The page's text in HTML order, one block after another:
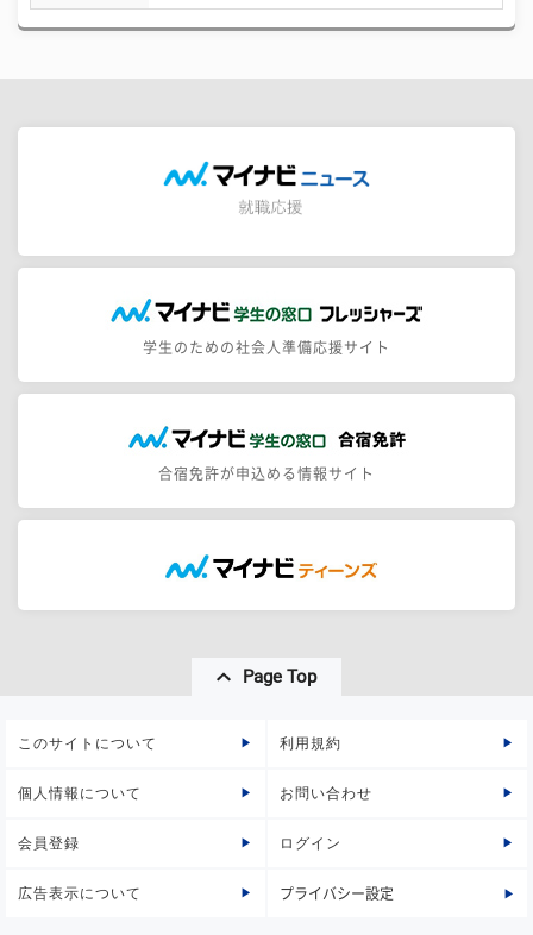
学生のための社会人準備応援サイト
合宿免許が申込める情報サイト
Page Top
このサイトについて 利用規約
個人情報について お問い合わせ
会員登録 ログイン
広告表示について プライバシー設定